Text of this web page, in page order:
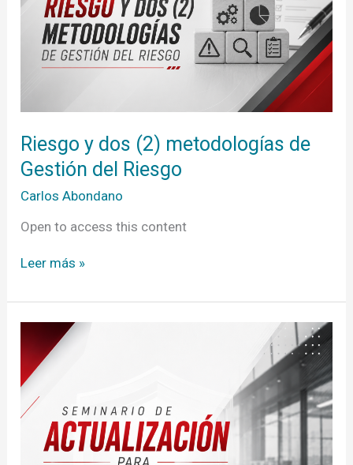
Riesgo y dos (2) metodologías de
Gestión del Riesgo
Carlos Abondano
Open to access this content
Gestión
Riesgo
Leer más »
Seminario
de
actualizacion
para
Vendedores
Profesionales
servicios